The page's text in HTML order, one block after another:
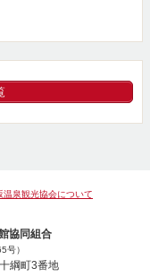
温泉観光協会について
協同組合
号）
綱町3番地